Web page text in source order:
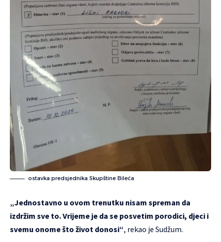
ostavka predsjednika Skupštine Bileća
„Jednostavno u ovom trenutku nisam spreman da
izdržim sve to. Vrijeme je da se posvetim porodici, djeci i
svemu onome što život donosi“, rekao je Sudžum.